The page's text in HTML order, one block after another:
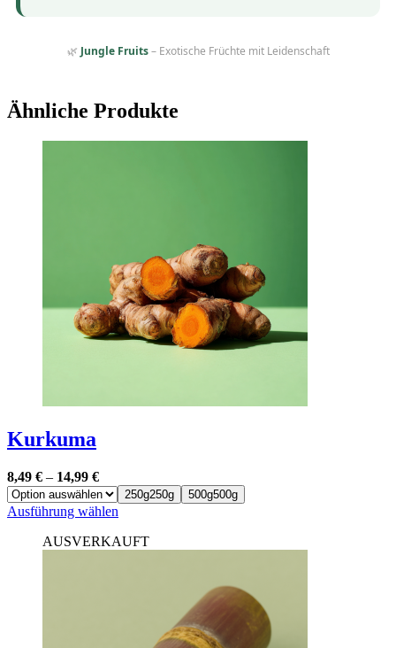
🌿 Jungle Fruits– Exotische Früchte mit Leidenschaft
Ähnliche Produkte
Kurkuma
8,49 € – 14,99 €
250g250g 500g500g
Ausführung wählen
weist
können
AUSVERKAUFT